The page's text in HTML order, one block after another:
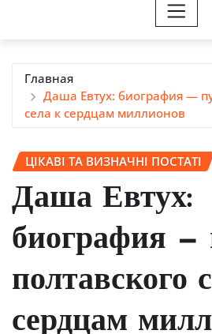
Главная
Даша Евтух: биография —
села к сердцам миллионов
ЦІКАВІ ТА ВИЗНАЧНІ ПОСТАТІ
Даша Евтух:
биография —
полтавского
сердцам